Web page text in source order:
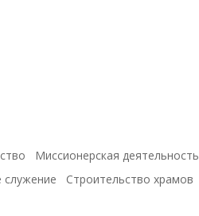
Миссионерская деятельность
служение
Строительство храмов